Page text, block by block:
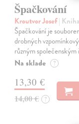
Špačkování
Kroutvor Josef| Kniha
Špačkování je
drobných
různým
Na sklade ?
13,30 €
14,00 € ?